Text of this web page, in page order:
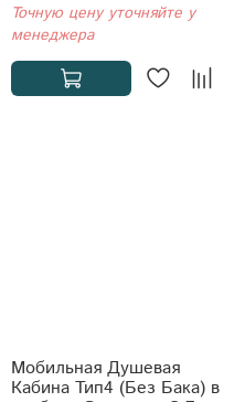
Точную цену уточняйте у
менеджера
Мобильная Душевая
Кабина Тип4 (Без Бака) в